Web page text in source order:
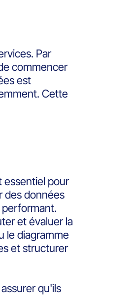
Par
commencer
est
Cette
essentiel pour
des données
performant.
et évaluer la
le diagramme
et structurer
qu'ils